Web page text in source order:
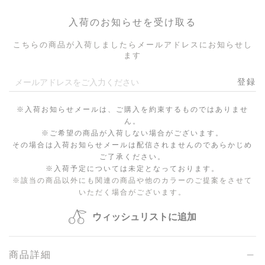
入荷のお知らせを受け取る
こちらの商品が入荷しましたらメールアドレスにお知らせし
ます
登録
※入荷お知らせメールは、ご購入を約束するものではありませ
ん。
※ご希望の商品が入荷しない場合がございます。
その場合は入荷お知らせメールは配信されませんのであらかじめ
ご了承ください。
※入荷予定については未定となっております。
※該当の商品以外にも関連の商品や他のカラーの ご提案をさせて
いただく場合がございます。
ウィッシュリストに追加
商品詳細